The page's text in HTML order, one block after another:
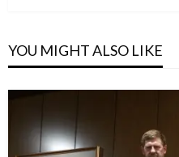
YOU MIGHT ALSO LIKE